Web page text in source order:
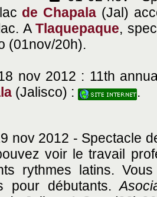
de Chapala (Jal)
ATlaquepaque,
(01nov/20h).
nov 2012 : 11th
(Jalisco) : .
nov 2012 - Spectacle
voir le travail
rythmes latins.
pour débutants.